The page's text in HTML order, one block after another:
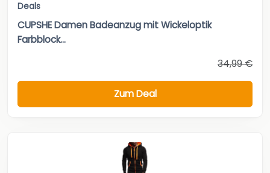
Deals
CUPSHE Damen Badeanzug mit Wickeloptik
Farbblock...
34,99 €
Zum Deal